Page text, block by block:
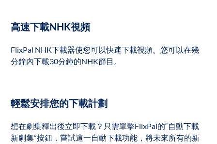
高速下載NHK視頻
FlixPal NHK下載器使您可以快速下載視頻。您可以在幾
分鐘內下載30分鐘的NHK節目。
輕鬆安排您的下載計劃
想在劇集釋出後立即下載？只需單擊FlixPal的“自動下載
新劇集”按鈕，嘗試這一自動下載功能，將未來所有的新